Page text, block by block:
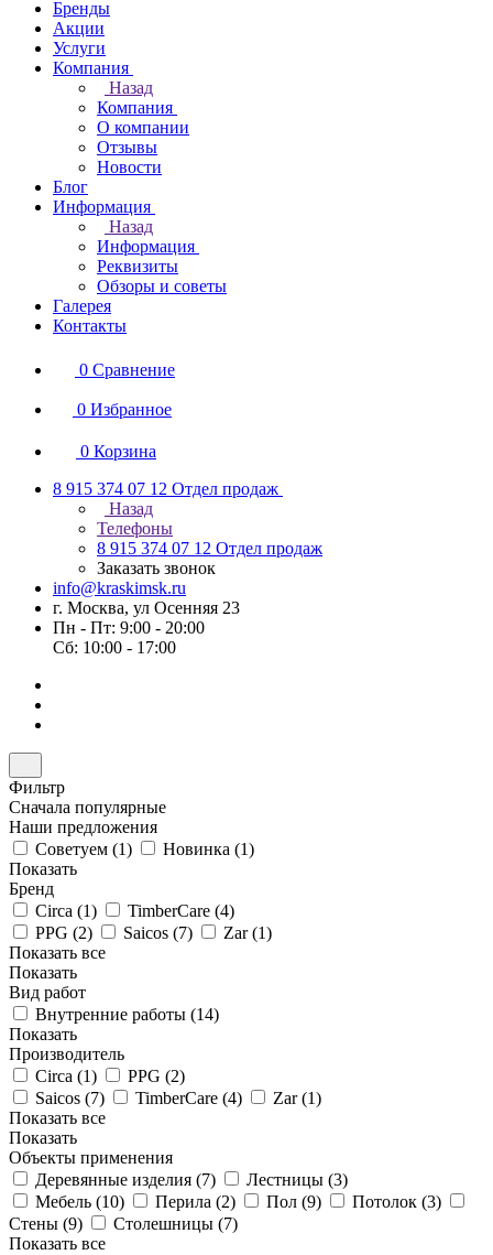
Бренды
Акции
Услуги
Компания
Назад
Компания
О компании
Отзывы
Новости
Блог
Информация
Назад
Информация
Реквизиты
Обзоры и советы
Галерея
Контакты
0 Сравнение
0 Избранное
0 Корзина
8 915 374 07 12 Отдел продаж
Назад
Телефоны
8 915 374 07 12 Отдел продаж
Заказать звонок
info@kraskimsk.ru
г. Москва, ул Осенняя 23
Пн - Пт: 9:00 - 20:00
Сб: 10:00 - 17:00
Фильтр
Сначала популярные
Наши предложения
Советуем (1) Новинка (1)
Показать
Бренд
Circa (1) TimberCare (4)
PPG (2) Saicos (7) Zar (1)
Показать все
Показать
Вид работ
Внутренние работы (14)
Показать
Производитель
Circa (1) PPG (2)
Saicos (7) TimberCare (4) Zar (1)
Показать все
Показать
Объекты применения
Деревянные изделия (7) Лестницы (3)
Мебель (10) Перила (2) Пол (9) Потолок (3)
Стены (9) Столешницы (7)
Показать все